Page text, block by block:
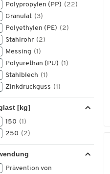
Gleitlager(1)
Lenkrollen mit
Radfeststeller
Zapfventil (1)
digitaler Durchflusszähler
(1)
für Fass, 1000 mm
Tauchtiefe(1)
für IBC, 1200 mm
Tauchtiefe
mit Handkurbel
mit Kurbel
Polypropylen (PP) (22)
Granulat (3)
Polyethylen (PE) (2)
Stahlrohr (2)
Messing (1)
Polyurethan (PU) (1)
Stahlblech (1)
Zinkdruckguss (1)
[kg]
150 (1)
250 (2)
Prävention von